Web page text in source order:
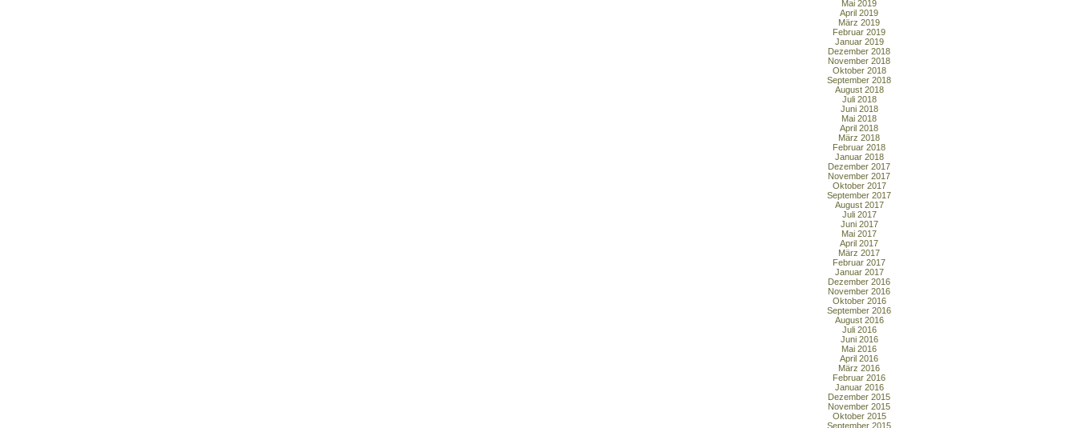
Mai 2019
April 2019
März 2019
Februar 2019
Januar 2019
Dezember 2018
November 2018
Oktober 2018
September 2018
August 2018
Juli 2018
Juni 2018
Mai 2018
April 2018
März 2018
Februar 2018
Januar 2018
Dezember 2017
November 2017
Oktober 2017
September 2017
August 2017
Juli 2017
Juni 2017
Mai 2017
April 2017
März 2017
Februar 2017
Januar 2017
Dezember 2016
November 2016
Oktober 2016
September 2016
August 2016
Juli 2016
Juni 2016
Mai 2016
April 2016
März 2016
Februar 2016
Januar 2016
Dezember 2015
November 2015
Oktober 2015
September 2015